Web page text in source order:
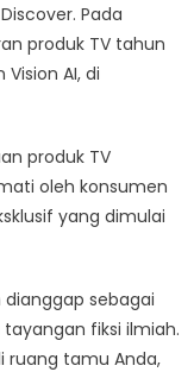
Pada
produk TV tahun
AI, di
produk TV
oleh konsumen
yang dimulai
dianggap sebagai
fiksi ilmiah.
ruang tamu Anda,